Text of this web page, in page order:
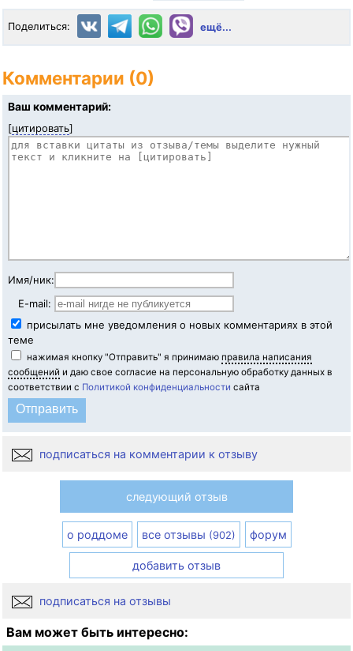
Поделиться: ещё...
Комментарии (0)
Ваш комментарий:
[цитировать]
Имя/ник:
E-mail:
присылать мне уведомления о новых комментариях в этой
теме
нажимая кнопку "Отправить" я принимаю правила написания
сообщений и даю свое согласие на персональную обработку данных в
соответствии с Политикой конфиденциальности сайта
подписаться на комментарии к отзыву
следующий отзыв
о роддоме все отзывы (902) форум
добавить отзыв
подписаться на отзывы
Вам может быть интересно: